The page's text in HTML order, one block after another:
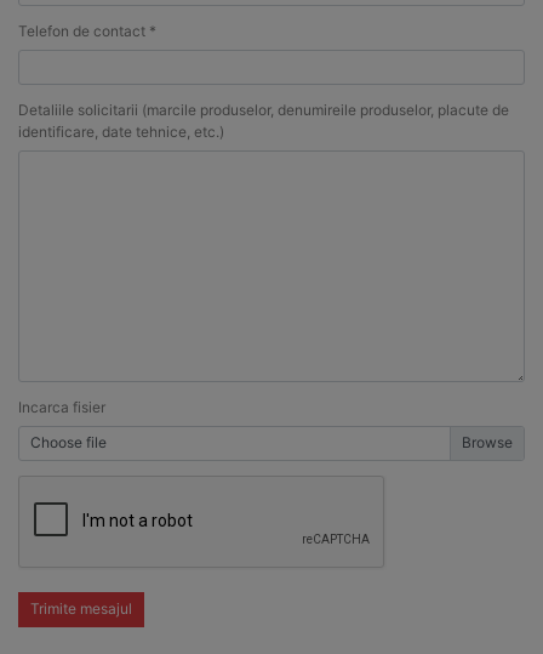
Telefon de contact *
Detaliile solicitarii (marcile produselor, denumireile produselor, placute de
identificare, date tehnice, etc.)
Incarca fisier
Choose file
Trimite mesajul